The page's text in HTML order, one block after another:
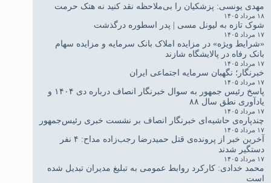
مهدی یونسی: پزشکیان را بی‌ملاحظه نقد کنید نه هتک حرمت
۱۸ مرداد ۱۴۰۵
شوک تازه به لیونل مسی | پدر اسطوره درگذشت
۱۷ مرداد ۱۴۰۵
«شرایط ویژه» در مزایده املاک بانک سرمایه و مزایده سهام
بانک رفاه در پالایشگاه شازند
۱۷ مرداد ۱۴۰۵
خبرنگار؛ نگهبان سرمایه اجتماعی ایران
۱۷ مرداد ۱۴۰۵
پاسخ رئیس جمهور به سوال خبرنگار انصاف درباره دی ۱۴۰۴ و
یادآوری نطق سال ۸۸
۱۷ مرداد ۱۴۰۵
چندپاره‌ی حاشیه‌ای خبرنگار انصاف بر نشست خبری رئیس‌جمهور
۱۷ مرداد ۱۴۰۵
آخرین خبر از پرونده‌ی قتل حمیدرضا رجب‌زاده مداح: ۴ نفر
دستگیر شدند
۱۷ مرداد ۱۴۰۵
محمد خدادی: کارکرد روابط عمومی به تبلیغ مدیران تبدیل شده
است